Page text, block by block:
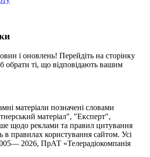
і оновлень! Перейдіть на сторінку
обрати ті, що відповідають вашим
матеріали позначені словами
матеріал", "Експерт",
щодо реклами та правил цитування
правилах користування сайтом. Усі
2026, ПрАТ «Телерадіокомпанія